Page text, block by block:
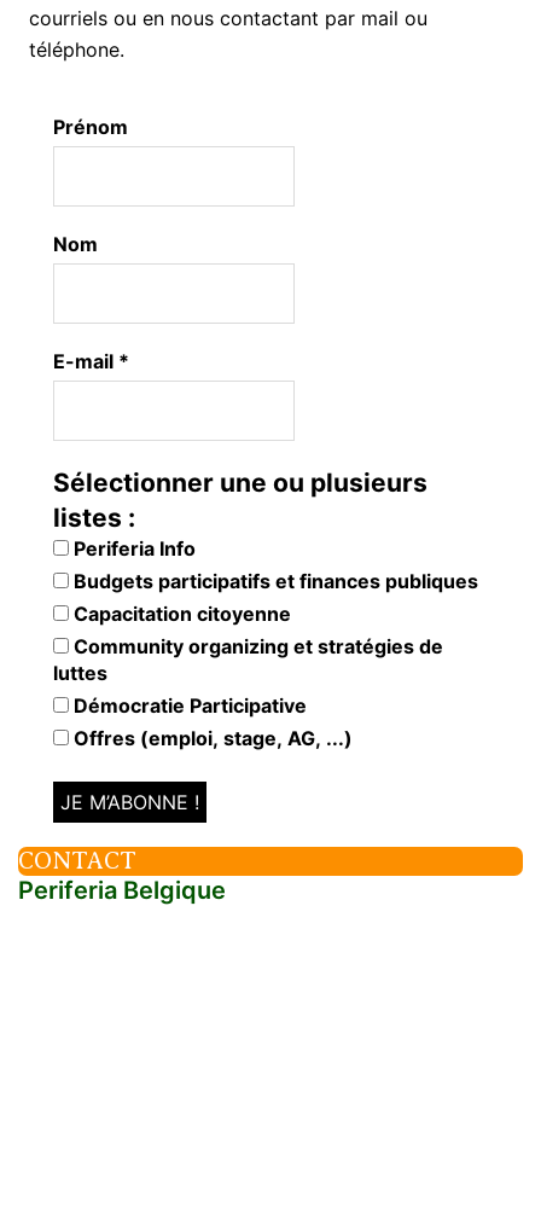
courriels ou en nous contactant par mail ou
téléphone.
Prénom
Nom
E-mail *
Sélectionner une ou plusieurs
listes :
Periferia Info
Budgets participatifs et finances publiques
Capacitation citoyenne
Community organizing et stratégies de
luttes
Démocratie Participative
Offres (emploi, stage, AG, ...)
CONTACT
Periferia Belgique